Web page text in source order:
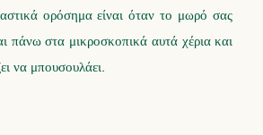
ορόσημα είναι όταν το μωρό σας
πάνω στα μικροσκοπικά αυτά χέρια και
να μπουσουλάει.